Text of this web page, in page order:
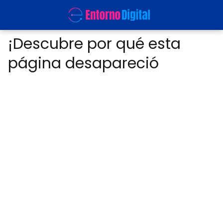
¡Descubre por qué esta
página desapareció